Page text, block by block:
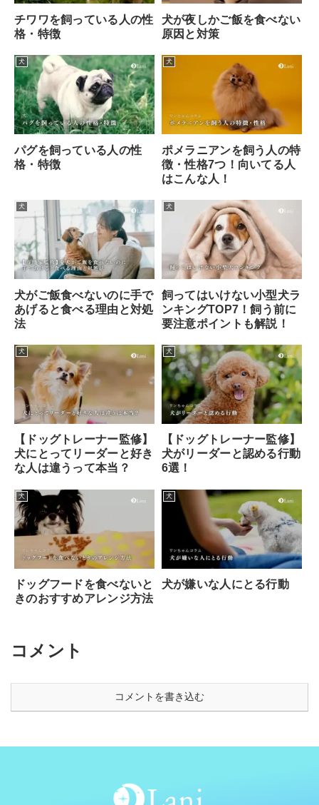
チワワを飼っている人の性
格・特徴
犬が夜しかご飯を食べない
原因と対策
犬
パグを飼っている人の性
格・特徴
犬
ポメラニアンを飼う人の特
徴・性格7つ！向いてる人
はこんな人！
犬
犬がご飯食べないのに手で
あげると食べる理由と対処
法
犬
飼ってはいけない小型犬ラ
ンキングTOP7！飼う前に
要注意ポイントも解説！
犬
【ドッグトレーナー監修】
犬にとってリーダーと好き
な人は違うって本当？
犬
【ドッグトレーナー監修】
犬がリーダーと認める行動
6選！
犬
ドッグフードを食べないと
きのおすすめアレンジ方法
犬
犬が嫌いな人にとる行動
コメント
コメントを書き込む